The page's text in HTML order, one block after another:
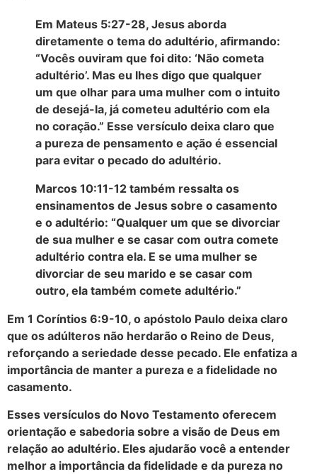
Em Mateus 5:27-28, Jesus aborda
diretamente o tema do adultério, afirmando:
“Vocês ouviram que foi dito: ‘Não cometa
adultério’. Mas eu lhes digo que qualquer
um que olhar para uma mulher com o intuito
de desejá-la, já cometeu adultério com ela
no coração.” Esse versículo deixa claro que
a pureza de pensamento e ação é essencial
para evitar o pecado do adultério.
Marcos 10:11-12 também ressalta os
ensinamentos de Jesus sobre o casamento
e o adultério: “Qualquer um que se divorciar
de sua mulher e se casar com outra comete
adultério contra ela. E se uma mulher se
divorciar de seu marido e se casar com
outro, ela também comete adultério.”
Em 1 Coríntios 6:9-10, o apóstolo Paulo deixa claro
que os adúlteros não herdarão o Reino de Deus,
reforçando a seriedade desse pecado. Ele enfatiza a
importância de manter a pureza e a fidelidade no
casamento.
Esses versículos do Novo Testamento oferecem
orientação e sabedoria sobre a visão de Deus em
relação ao adultério. Eles ajudarão você a entender
melhor a importância da fidelidade e da pureza no